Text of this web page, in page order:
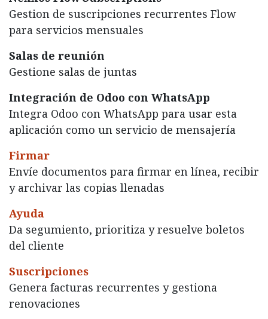
Gestion de suscripciones recurrentes Flow
para servicios mensuales
Salas de reunión
Gestione salas de juntas
Integración de Odoo con WhatsApp
Integra Odoo con WhatsApp para usar esta
aplicación como un servicio de mensajería
Firmar
Envíe documentos para firmar en línea, recibir
y archivar las copias llenadas
Ayuda
Da segumiento, prioritiza y resuelve boletos
del cliente
Suscripciones
Genera facturas recurrentes y gestiona
renovaciones